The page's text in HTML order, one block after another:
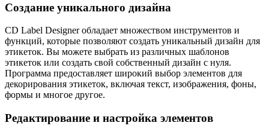
Создание уникального дизайна
CD Label Designer обладает множеством инструментов и
функций, которые позволяют создать уникальный дизайн для
этикеток. Вы можете выбрать из различных шаблонов
этикеток или создать свой собственный дизайн с нуля.
Программа предоставляет широкий выбор элементов для
декорирования этикеток, включая текст, изображения, фоны,
формы и многое другое.
Редактирование и настройка элементов